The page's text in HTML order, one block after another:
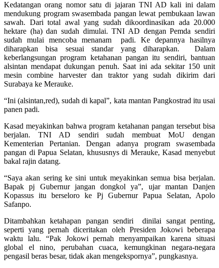
Kedatangan orang nomor satu di jajaran TNI AD kali ini dalam
mendukung program swasembada pangan lewat pembukaan lawan
sawah. Dari total awal yang sudah dikoordinasikan ada 20.000
hektare (ha) dan sudah dimulai. TNI AD dengan Pemda sendiri
sudah mulai mencoba menanam padi. Ke depannya hasilnya
diharapkan bisa sesuai standar yang diharapkan. Dalam
keberlangsungan program ketahanan pangan itu sendiri, bantuan
alsintan mendapat dukungan penuh. Saat ini ada sekitar 150 unit
mesin combine harvester dan traktor yang sudah dikirim dari
Surabaya ke Merauke.
“Ini (alsintan,red), sudah di kapal”, kata mantan Pangkostrad itu usai
panen padi.
Kasad meyakinkan bahwa program ketahanan pangan tersebut bisa
berjalan. TNI AD sendiri sudah membuat MoU dengan
Kementerian Pertanian. Dengan adanya program swasembada
pangan di Papua Selatan, khususnys di Merauke, Kasad menyebut
bakal rajin datang.
“Saya akan sering ke sini untuk meyakinkan semua bisa berjalan.
Bapak pj Gubernur jangan dongkol ya”, ujar mantan Danjen
Kopassus itu berseloro ke Pj Gubernur Papua Selatan, Apolo
Safanpo.
Ditambahkan ketahapan pangan sendiri dinilai sangat penting,
seperti yang pernah diceritakan oleh Presiden Jokowi beberapa
waktu lalu. “Pak Jokowi pernah menyampaikan karena situasi
global el nino, perubahan cuaca, kemungkinan negara-negara
pengasil beras besar, tidak akan mengekspornya”, pungkasnya.